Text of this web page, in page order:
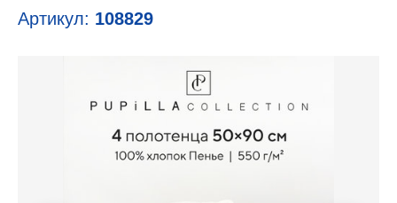
Артикул: 108829